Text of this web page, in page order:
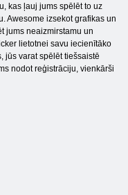
kas ļauj jums spēlēt to uz
Awesome izsekot grafikas un
jums neaizmirstamu un
lietotnei savu iecienītāko
jūs varat spēlēt tiešsaistē
nodot reģistrāciju, vienkārši